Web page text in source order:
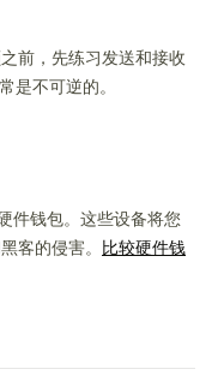
前，先练习发送和接收
是不可逆的。
件钱包。这些设备将您
客的侵害。 比较硬件钱